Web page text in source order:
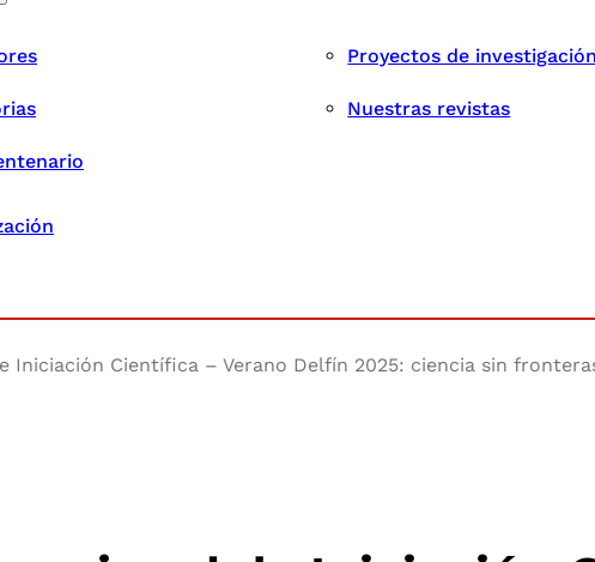
Proyectos de investigación
Nuestras revistas
Iniciación Científica – Verano Delfín 2025: ciencia sin